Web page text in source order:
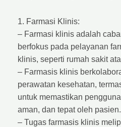
1. Farmasi Klinis:
– Farmasi klinis adalah
berfokus pada pelayanan
klinis, seperti rumah sakit
– Farmasis klinis
perawatan kesehatan,
untuk memastikan
aman, dan tepat oleh pasien.
– Tugas farmasis klinis